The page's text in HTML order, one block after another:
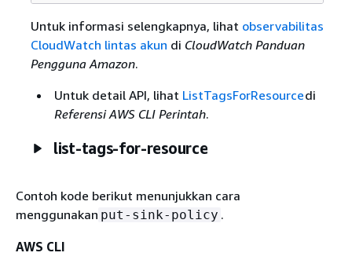
Untuk informasi selengkapnya, lihat observabilitas
CloudWatch lintas akun di CloudWatch Panduan
Pengguna Amazon.
Untuk detail API, lihat ListTagsForResourcedi
Referensi AWS CLI Perintah.
list-tags-for-resource
Contoh kode berikut menunjukkan cara
menggunakan put-sink-policy .
AWS CLI